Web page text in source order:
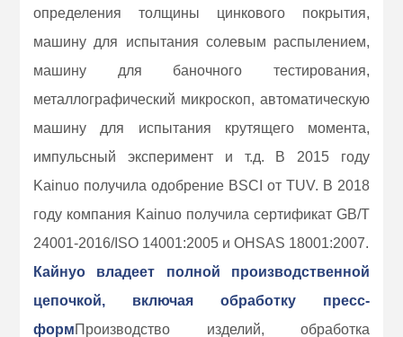
определения толщины цинкового покрытия,
машину для испытания солевым распылением,
машину для баночного тестирования,
металлографический микроскоп, автоматическую
машину для испытания крутящего момента,
импульсный эксперимент и т.д. В 2015 году
Kainuo получила одобрение BSCI от TUV. В 2018
году компания Kainuo получила сертификат GB/T
24001-2016/ISO 14001:2005 и OHSAS 18001:2007.
Кайнуо владеет полной производственной
цепочкой, включая обработку пресс-
формПроизводство изделий, обработка